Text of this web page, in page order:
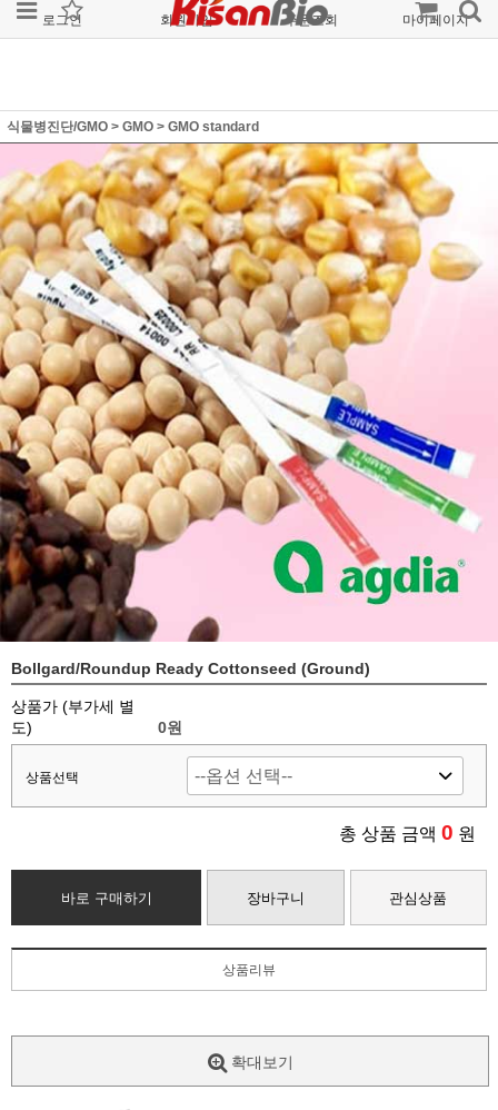
로그인 회원가입 주문조회 마이페이지
식물병진단/GMO > GMO > GMO standard
Bollgard/Roundup Ready Cottonseed (Ground)
상품가 (부가세 별
도)
0원
상품선택
총 상품 금액 0 원
바로 구매하기 장바구니 관심상품
상품리뷰
확대보기